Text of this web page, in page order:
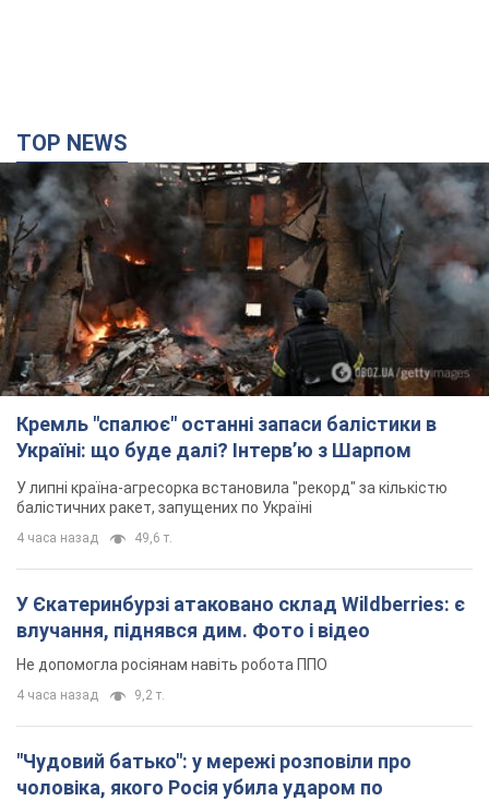
TOP NEWS
Кремль "спалює" останні запаси балістики в
Україні: що буде далі? Інтерв’ю з Шарпом
У липні країна-агресорка встановила "рекорд" за кількістю
балістичних ракет, запущених по Україні
4 часа назад 49,6 т.
У Єкатеринбурзі атаковано склад Wildberries: є
влучання, піднявся дим. Фото і відео
Не допомогла росіянам навіть робота ППО
4 часа назад 9,2 т.
"Чудовий батько": у мережі розповіли про
чоловіка, якого Росія убила ударом по